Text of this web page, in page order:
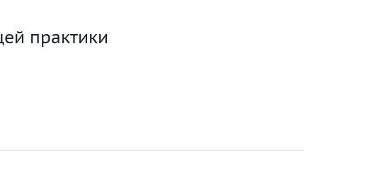
практики